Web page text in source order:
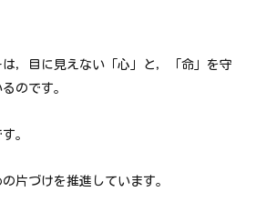
，目に見えない「心」と，「命」を守
のです。
。
片づけを推進しています。